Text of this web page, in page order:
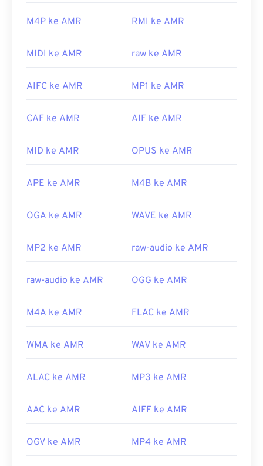
berkas M4A sebagai berkas M4R, lalu impor ke
Dikembangkan oleh:
Apple Inc.
termasuk untuk pesan MMS, sebagian besar
QuickTime,RealPlayer , danXine .
pengedit audio gratis
Audacity, dapat membuka
SourceForge.net
. Karena berkas AMR dikompresi
berkas ini tidak cocok untuk berkas musik.
ke-3 (3GPP)
Tautan yang berguna:
https://en.wikipedia.org/wiki/Adaptive_Multi-
https://www.etsi.org/
M4P ke AMR RMI ke AMR
MIDI ke AMR raw ke AMR
AIFC ke AMR MP1 ke AMR
CAF ke AMR AIF ke AMR
MID ke AMR OPUS ke AMR
APE ke AMR M4B ke AMR
OGA ke AMR WAVE ke AMR
MP2 ke AMR raw-audio ke AMR
raw-audio ke AMR OGG ke AMR
M4A ke AMR FLAC ke AMR
WMA ke AMR WAV ke AMR
ALAC ke AMR MP3 ke AMR
AAC ke AMR AIFF ke AMR
OGV ke AMR MP4 ke AMR